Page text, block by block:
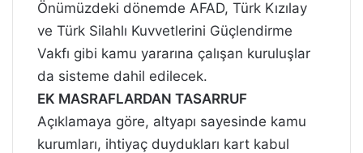
Önümüzdeki dönemde AFAD, Türk Kızılay
ve Türk Silahlı Kuvvetlerini Güçlendirme
Vakfı gibi kamu yararına çalışan kuruluşlar
da sisteme dahil edilecek.
EK MASRAFLARDAN TASARRUF
Açıklamaya göre, altyapı sayesinde kamu
kurumları, ihtiyaç duydukları kart kabul